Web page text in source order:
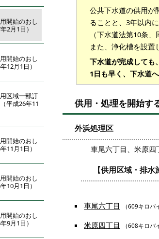
開始のおし
2月1日）
開始のおし
12月1日）
区域一部訂
平成26年11
開始のおし
11月1日）
開始のおし
10月1日）
開始のおし
9月1日）
公共下水道の供用が
ることと、3年以内
（下水道法第10条
また、浄化槽を設置
下水道が完成しても
1日も早く、下水道
供用・処理を開始す
外浜処理区
車尾六丁目、米原
【供用区域・排水
車尾六丁目 （609キロバ
米原四丁目 （608キロバ